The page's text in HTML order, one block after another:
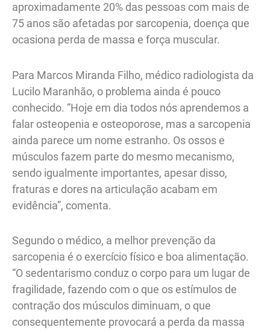
aproximadamente 20% das pessoas com mais de
75 anos são afetadas por sarcopenia, doença que
ocasiona perda de massa e força muscular.
Para Marcos Miranda Filho, médico radiologista da
Lucilo Maranhão, o problema ainda é pouco
conhecido. “Hoje em dia todos nós aprendemos a
falar osteopenia e osteoporose, mas a sarcopenia
ainda parece um nome estranho. Os ossos e
músculos fazem parte do mesmo mecanismo,
sendo igualmente importantes, apesar disso,
fraturas e dores na articulação acabam em
evidência”, comenta.
Segundo o médico, a melhor prevenção da
sarcopenia é o exercício físico e boa alimentação.
“O sedentarismo conduz o corpo para um lugar de
fragilidade, fazendo com o que os estímulos de
contração dos músculos diminuam, o que
consequentemente provocará a perda da massa